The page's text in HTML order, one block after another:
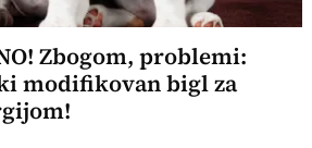
Zbogom, problemi:
modifikovan bigl za